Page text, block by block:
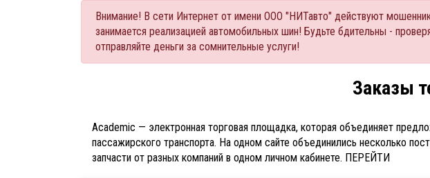
Внимание! В сети Интернет от имени ООО "НИТавто" действуют
занимается реализацией автомобильных шин! Будьте бдительны -
отправляйте деньги за сомнительные услуги!
Заказы
Academic — электронная торговая площадка, которая объединяет
пассажирского транспорта. На одном сайте объединились несколько
запчасти от разных компаний в одном личном кабинете. ПЕРЕЙТИ